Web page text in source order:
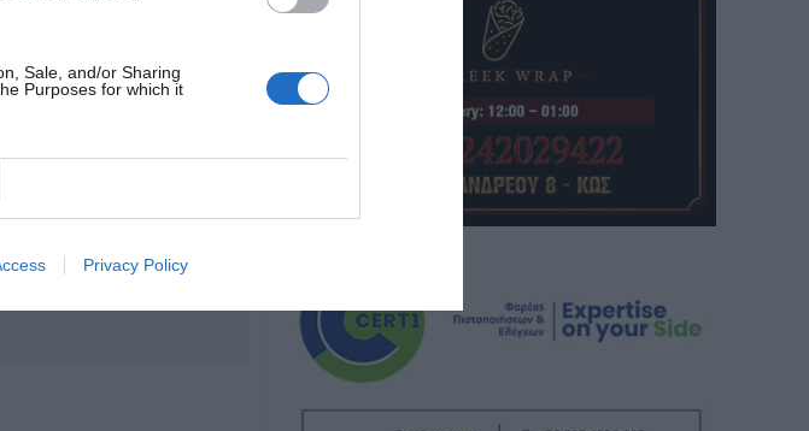
Sale, and/or Sharing
Purposes for which it
Privacy Policy